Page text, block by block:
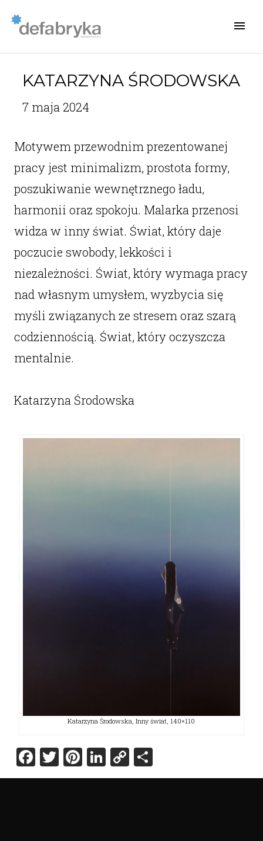
KATARZYNA ŚRODOWSKA
7 maja 2024
Motywem przewodnim prezentowanej
pracy jest minimalizm, prostota formy,
poszukiwanie wewnętrznego ładu,
harmonii oraz spokoju. Malarka przenosi
widza w inny świat. Świat, który daje
poczucie swobody, lekkości i
niezależności. Świat, który wymaga pracy
nad własnym umysłem, wyzbycia się
myśli związanych ze stresem oraz szarą
codziennością. Świat, który oczyszcza
mentalnie.
Katarzyna Środowska
Katarzyna Środowska, Inny świat, 140×110
Facebook
Twitter
Pinterest
LinkedIn
Copy
Link
Share